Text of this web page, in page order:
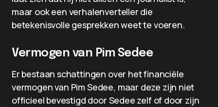
maar ook een verhalenverteller die
betekenisvolle gesprekken weet te voeren.
Vermogen van Pim Sedee
Er bestaan schattingen over het financiële
vermogen van Pim Sedee, maar deze zijn niet
officieel bevestigd door Sedee zelf of door zijn